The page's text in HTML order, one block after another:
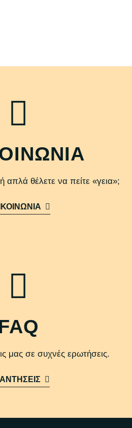
απλά θέλετε να πείτε «γεια»;
μας σε συχνές ερωτήσεις.